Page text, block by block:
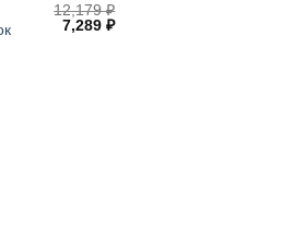
12,179₽
Первоначальная
7,289₽Текущая